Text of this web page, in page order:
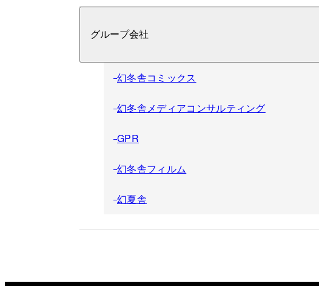
グループ会社
幻冬舎コミックス
幻冬舎メディアコンサルティング
GPR
幻冬舎フィルム
幻夏舎